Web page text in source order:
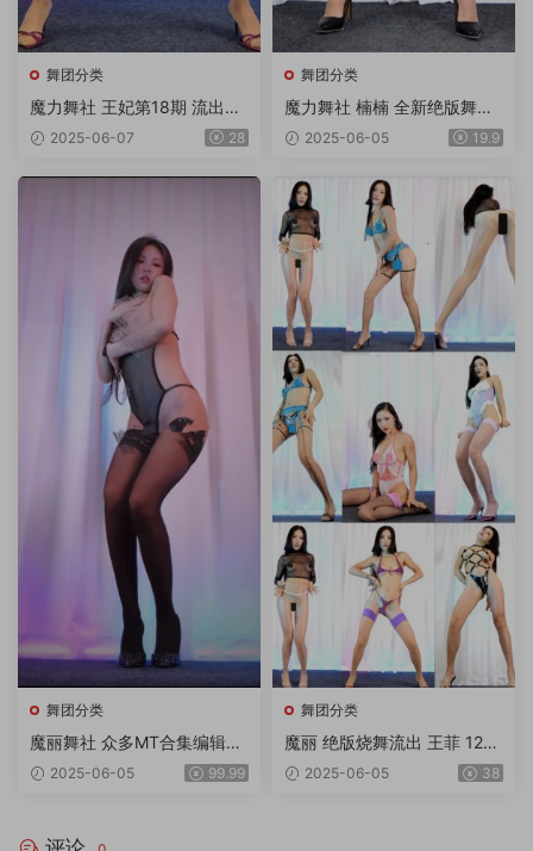
舞团分类
魔力舞社 王妃第18期 流出版
18V2025-06-07 28
舞团分类
魔力舞社 楠楠 全新绝版舞团
超清4K画质双角度专版 第11
2025-06-05 19.9
舞团分类
魔丽舞社 众多MT合集编辑版
2期 奶丝超大奶等等 一期顶五
2025-06-05 99.99
舞团分类
魔丽 绝版烧舞流出 王菲 12期
11V4K
2025-06-05 38